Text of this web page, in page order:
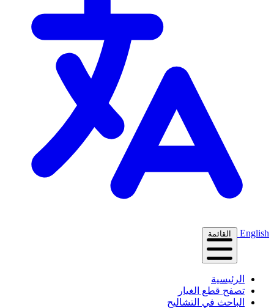
English القائمة
الرئيسية
تصفح قطع الغيار
الباحث في التشاليح